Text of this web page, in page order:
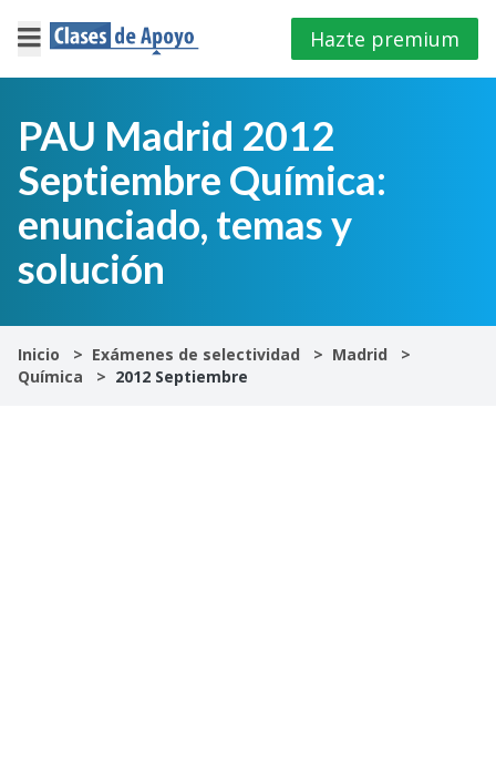
×
Iniciar
sesión
4º
E.S.O
1º
Bachillerato
Hazte premium
PAU Madrid 2012
Septiembre Química:
enunciado, temas y
solución
Inicio Exámenes de selectividad
Madrid
Química
2012 Septiembre